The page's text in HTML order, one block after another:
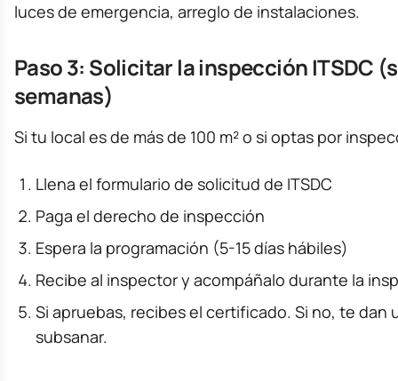
luces de emergencia, arreglo de instalaciones.
Paso 3: Solicitar la inspección ITSDC
semanas)
Si tu local es de más de 100 m² o si optas por
Llena el formulario de solicitud de ITSDC
Paga el derecho de inspección
Espera la programación (5-15 días hábiles)
Recibe al inspector y acompáñalo durante la
Si apruebas, recibes el certificado. Si no, te dan
subsanar.